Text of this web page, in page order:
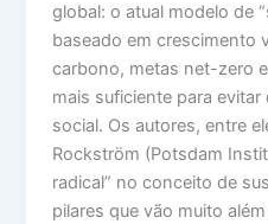
global: o atual modelo de
baseado em crescimento
carbono, metas net-zero
mais suficiente para
social. Os autores, entre
Rockström (Potsdam
radical” no conceito de
pilares que vão muito